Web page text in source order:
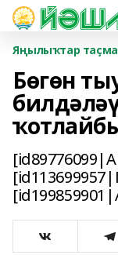
Яңылыҡтар
Бөгөн